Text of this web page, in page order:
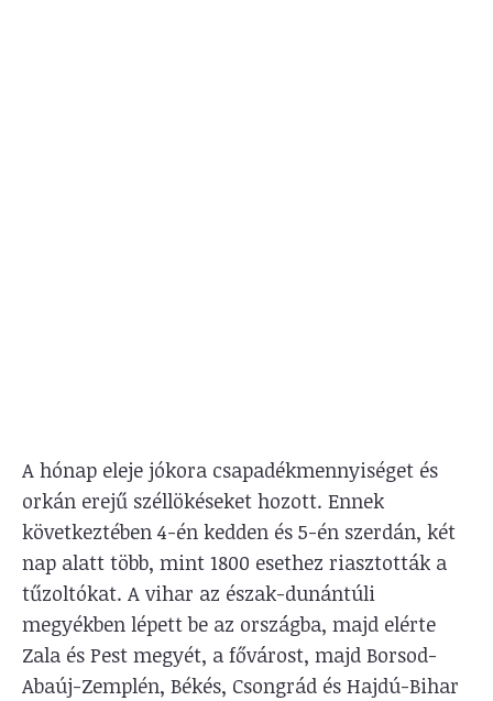
A hónap eleje jókora csapadékmennyiséget és
orkán erejű széllökéseket hozott. Ennek
következtében 4-én kedden és 5-én szerdán, két
nap alatt több, mint 1800 esethez riasztották a
tűzoltókat. A vihar az észak-dunántúli
megyékben lépett be az országba, majd elérte
Zala és Pest megyét, a fővárost, majd Borsod-
Abaúj-Zemplén, Békés, Csongrád és Hajdú-Bihar